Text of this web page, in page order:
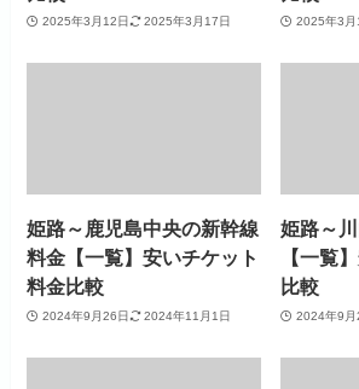
2025年3月12日 2025年3月17日 2025年3月
姫路～鹿児島中央の新幹線
料金【一覧】安いチケット
料金比較
2024年9月26日 2024年11月1日
姫路～
【一覧
比較
2024年9月